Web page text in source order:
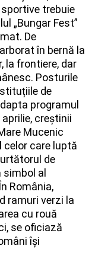
trebuie
„Bungar Fest”
De
în bernă la
la frontiere, dar
Posturile
de
programul
creștinii
Mucenic
celor care luptă
de
simbol al
România,
ramuri verzi la
cu rouă
se oficiază
își